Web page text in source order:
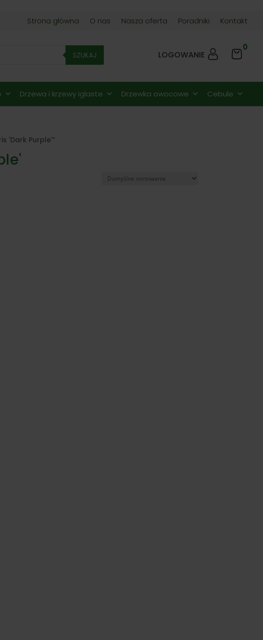
Strona główna O nas Nasza oferta Poradniki Kontakt
SZUKAJ LOGOWANIE
0
Drzewa i krzewy iglaste Drzewka owocowe Cebule
'Dark Purple'”